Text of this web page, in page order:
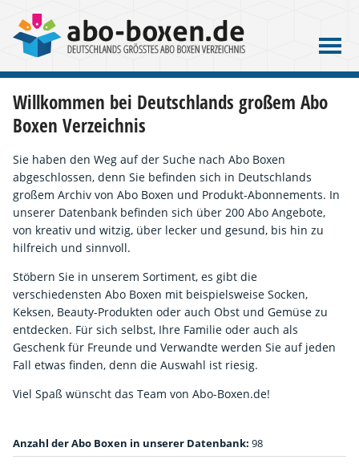
Willkommen bei Deutschlands großem Abo
Boxen Verzeichnis
Sie haben den Weg auf der Suche nach Abo Boxen
abgeschlossen, denn Sie befinden sich in Deutschlands
großem Archiv von Abo Boxen und Produkt-Abonnements. In
unserer Datenbank befinden sich über 200 Abo Angebote,
von kreativ und witzig, über lecker und gesund, bis hin zu
hilfreich und sinnvoll.
Stöbern Sie in unserem Sortiment, es gibt die
verschiedensten Abo Boxen mit beispielsweise Socken,
Keksen, Beauty-Produkten oder auch Obst und Gemüse zu
entdecken. Für sich selbst, Ihre Familie oder auch als
Geschenk für Freunde und Verwandte werden Sie auf jeden
Fall etwas finden, denn die Auswahl ist riesig.
Viel Spaß wünscht das Team von Abo-Boxen.de!
Anzahl der Abo Boxen in unserer Datenbank: 98